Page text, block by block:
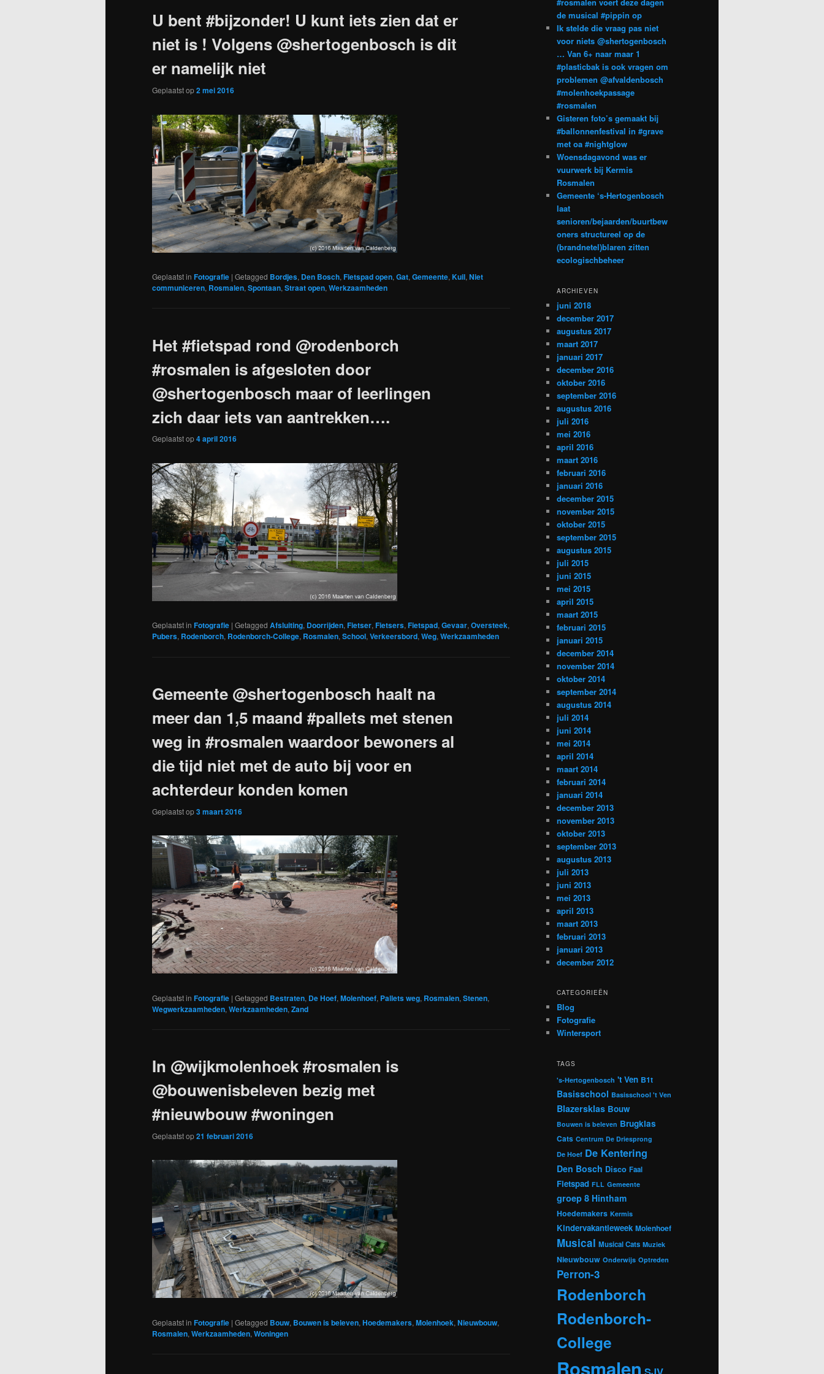
U bent #bijzonder! U kunt iets zien dat er
niet is ! Volgens @shertogenbosch is dit
er namelijk niet
Geplaatst op2 mei 2016
Geplaatst in Fotografie | Getagged Bordjes, Den Bosch, Fietspad open, Gat, Gemeente, Kuil, Niet
communiceren, Rosmalen, Spontaan, Straat open, Werkzaamheden
Het #fietspad rond @rodenborch
#rosmalen is afgesloten door
@shertogenbosch maar of leerlingen
zich daar iets van aantrekken….
Geplaatst op4 april 2016
Geplaatst in Fotografie | Getagged Afsluiting, Doorrijden, Fietser, Fietsers, Fietspad, Gevaar, Oversteek,
Pubers, Rodenborch, Rodenborch-College, Rosmalen, School, Verkeersbord, Weg, Werkzaamheden
Gemeente @shertogenbosch haalt na
meer dan 1,5 maand #pallets met stenen
weg in #rosmalen waardoor bewoners al
die tijd niet met de auto bij voor en
achterdeur konden komen
Geplaatst op3 maart 2016
Geplaatst in Fotografie | Getagged Bestraten, De Hoef, Molenhoef, Pallets weg, Rosmalen, Stenen,
Wegwerkzaamheden, Werkzaamheden, Zand
In @wijkmolenhoek #rosmalen is
@bouwenisbeleven bezig met
#nieuwbouw #woningen
Geplaatst op21 februari 2016
Geplaatst in Fotografie | Getagged Bouw, Bouwen is beleven, Hoedemakers, Molenhoek, Nieuwbouw,
Rosmalen, Werkzaamheden, Woningen
#rosmalen voert deze dagen
de musical #pippin op
Ik stelde die vraag pas niet
voor niets @shertogenbosch
… Van 6+ naar maar 1
#plasticbak is ook vragen om
problemen @afvaldenbosch
#molenhoekpassage
#rosmalen
Gisteren foto’s gemaakt bij
#ballonnenfestival in #grave
met oa #nightglow
Woensdagavond was er
vuurwerk bij Kermis
Rosmalen
Gemeente ‘s-Hertogenbosch
laat
senioren/bejaarden/buurtbew
oners structureel op de
(brandnetel)blaren zitten
ecologischbeheer
ARCHIEVEN
juni 2018
december 2017
augustus 2017
maart 2017
januari 2017
december 2016
oktober 2016
september 2016
augustus 2016
juli 2016
mei 2016
april 2016
maart 2016
februari 2016
januari 2016
december 2015
november 2015
oktober 2015
september 2015
augustus 2015
juli 2015
juni 2015
mei 2015
april 2015
maart 2015
februari 2015
januari 2015
december 2014
november 2014
oktober 2014
september 2014
augustus 2014
juli 2014
juni 2014
mei 2014
april 2014
maart 2014
februari 2014
januari 2014
december 2013
november 2013
oktober 2013
september 2013
augustus 2013
juli 2013
juni 2013
mei 2013
april 2013
maart 2013
februari 2013
januari 2013
december 2012
CATEGORIEËN
Blog
Fotografie
Wintersport
TAGS
's-Hertogenbosch 't Ven B1t
Basisschool Basisschool 't Ven
Blazersklas Bouw
Bouwen is beleven Brugklas
Cats Centrum De Driesprong
De Hoef De Kentering
Den Bosch Disco Faal
Fietspad FLL Gemeente
groep 8 Hintham
Hoedemakers Kermis
Kindervakantieweek Molenhoef
Musical Musical Cats Muziek
Nieuwbouw Onderwijs Optreden
Perron-3
Rodenborch
Rodenborch-
College
Rosmalen